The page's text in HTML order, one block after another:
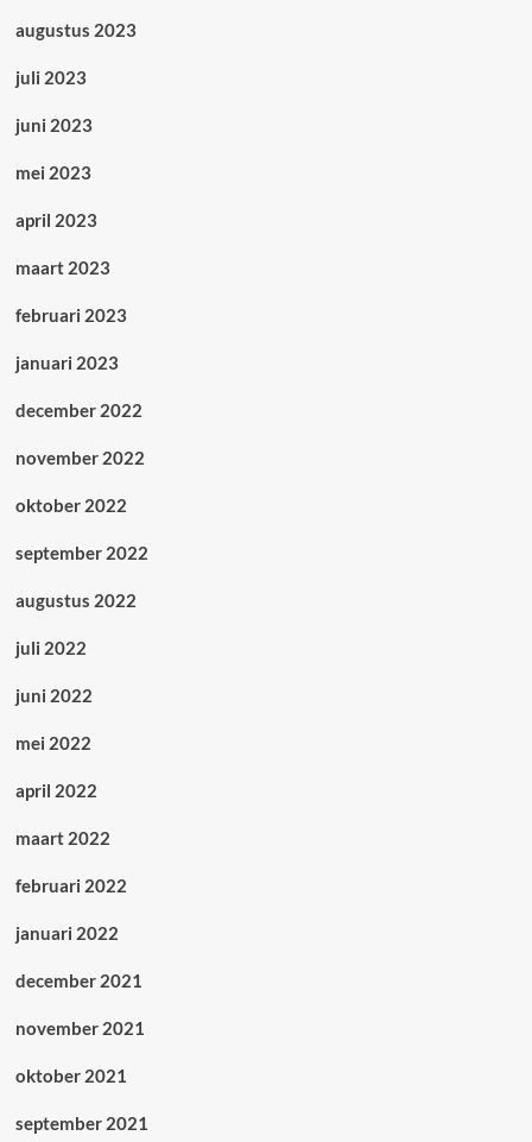
augustus 2023
juli 2023
juni 2023
mei 2023
april 2023
maart 2023
februari 2023
januari 2023
december 2022
november 2022
oktober 2022
september 2022
augustus 2022
juli 2022
juni 2022
mei 2022
april 2022
maart 2022
februari 2022
januari 2022
december 2021
november 2021
oktober 2021
september 2021